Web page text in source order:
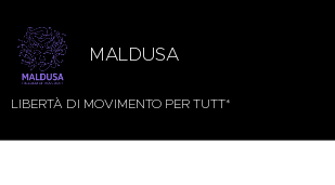
MALDUSA
LIBERTÀ DI MOVIMENTO PER TUTT*